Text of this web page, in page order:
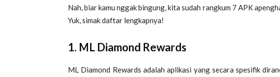
Nah, biar kamu nggak bingung, kita sudah rangkum 7 APK
Yuk, simak daftar lengkapnya!
1. ML Diamond Rewards
ML Diamond Rewards adalah aplikasi yang secara spesifik